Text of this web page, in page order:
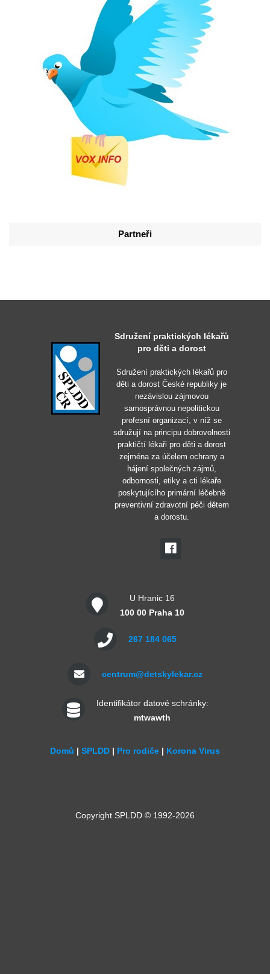
Partneři
Sdružení praktických lékařů
pro děti a dorost
Sdružení praktických lékařů pro
děti a dorost České republiky je
nezávislou zájmovou
samosprávnou nepolitickou
profesní organizací, v níž se
sdružují na principu dobrovolnosti
praktičtí lékaři pro děti a dorost
zejména za účelem ochrany a
hájení společných zájmů,
odbornosti, etiky a cti lékaře
poskytujícího primární léčebně
preventivní zdravotní péči dětem
a dorostu.
U Hranic 16
100 00 Praha 10
267 184 065
centrum@detskylekar.cz
Identifikátor datové schránky:
mtwawth
Domů | SPLDD | Pro rodiče | Korona Virus
Copyright SPLDD © 1992-2026